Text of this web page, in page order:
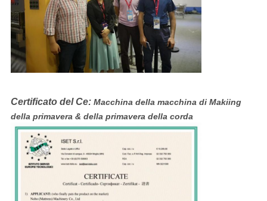
Certificato del Ce: Macchina della macchina di Makiing
della primavera & della primavera della corda